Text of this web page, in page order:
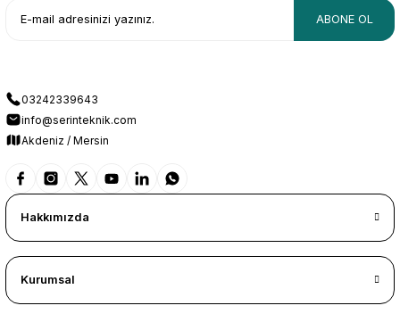
ABONE OL
03242339643
info@serinteknik.com
Akdeniz / Mersin
Hakkımızda
Kurumsal